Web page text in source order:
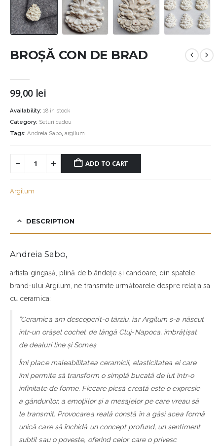
BROȘĂ CON DE BRAD
99,00 lei
Availability: 18 in stock
Category: Seturi cadou
Tags: Andreia Sabo, argilum
ADD TO CART
Argilum
DESCRIPTION
Andreia Sabo,
artista gingașă, plină de blândețe și candoare, din spatele
brand-ului Argilum, ne transmite următoarele despre relația sa
cu ceramica:
”Ceramica am descoperit-o târziu, iar Argilum s-a născut
într-un orășel cochet de lângă Cluj-Napoca, îmbrățișat
de dealuri line și Someș.
Îmi place maleabilitatea ceramicii, elasticitatea ei care
îmi permite să transform o simplă bucată de lut într-o
infinitate de forme. Fiecare piesă creată este o expresie
a gândurilor, a emoțiilor și a mesajelor pe care vreau să
le transmit. Provocarea reală constă în a găsi acea formă
unică care să închidă un concept profund, un sentiment
subtil sau o poveste, oferind celor care o privesc